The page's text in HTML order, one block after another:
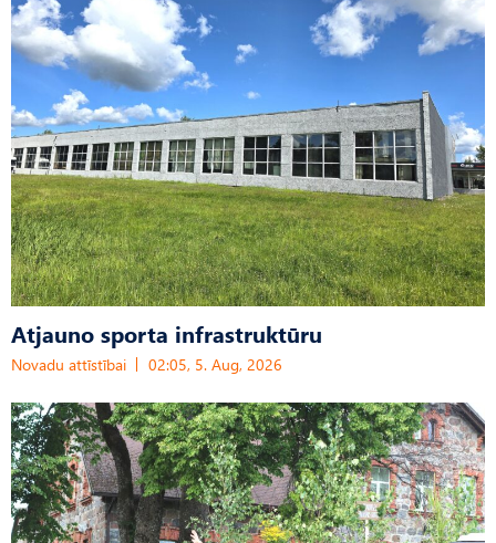
Atjauno sporta infrastruktūru
Novadu attīstībai 02:05, 5. Aug, 2026